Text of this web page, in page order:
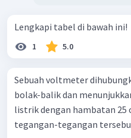
Lengkapi tabel di bawah ini!
1 5.0
Sebuah voltmeter
bolak-balik dan
listrik dengan hambatan 25
tegangan-tegangan